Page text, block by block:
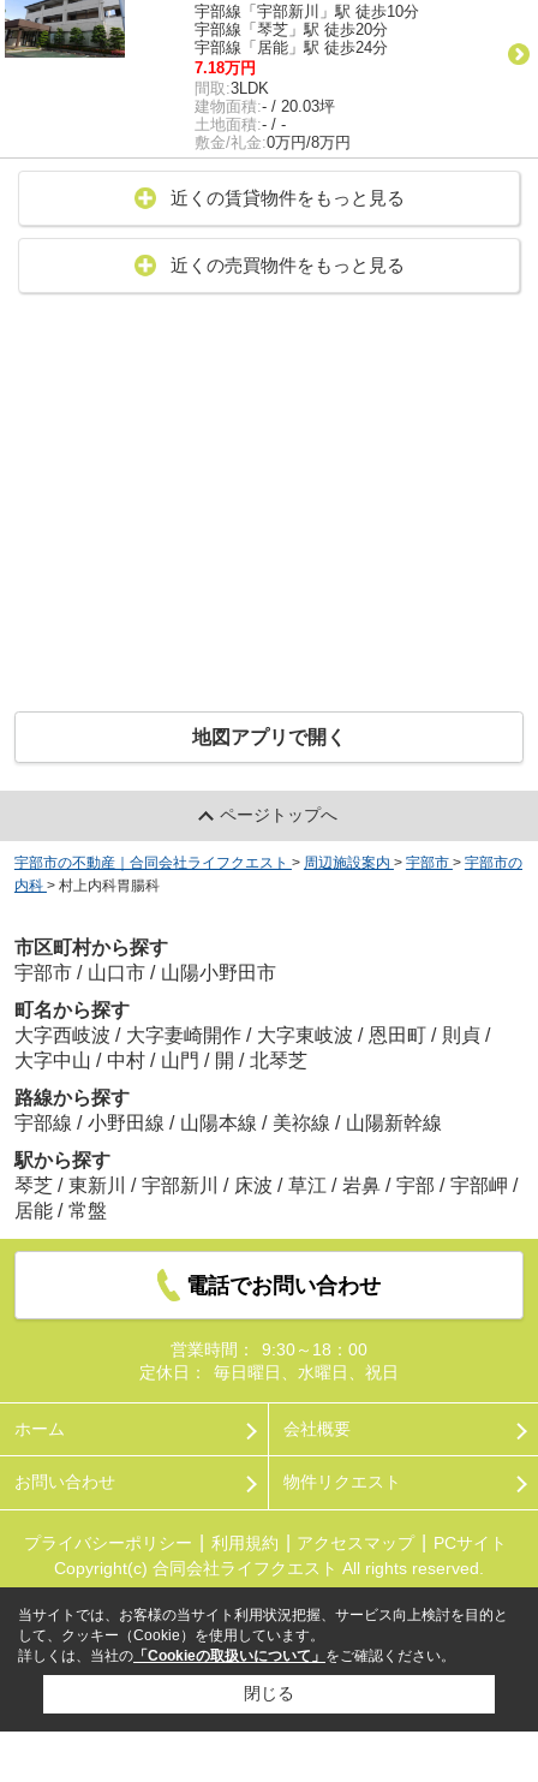
宇部線「宇部新川」駅 徒歩10分
宇部線「琴芝」駅 徒歩20分
宇部線「居能」駅 徒歩24分
7.18万円
間取:3LDK
建物面積:- / 20.03坪
土地面積:- / -
敷金/礼金:0万円/8万円
近くの賃貸物件をもっと見る
近くの売買物件をもっと見る
地図アプリで開く
ページトップへ
宇部市の不動産｜合同会社ライフクエスト > 周辺施設案内 > 宇部市 > 宇部市の
内科 > 村上内科胃腸科
市区町村から探す
宇部市 / 山口市 / 山陽小野田市
町名から探す
大字西岐波 / 大字妻崎開作 / 大字東岐波 / 恩田町 / 則貞 /
大字中山 / 中村 / 山門 / 開 / 北琴芝
路線から探す
宇部線 / 小野田線 / 山陽本線 / 美祢線 / 山陽新幹線
駅から探す
琴芝 / 東新川 / 宇部新川 / 床波 / 草江 / 岩鼻 / 宇部 / 宇部岬 /
居能 / 常盤
電話でお問い合わせ
営業時間：
9:30～18：00
定休日：
毎日曜日、水曜日、祝日
ホーム 会社概要
お問い合わせ 物件リクエスト
プライバシーポリシー 利用規約 アクセスマップ
PCサイト
Copyright(c) 合同会社ライフクエスト All rights reserved.
当サイトでは、お客様の当サイト利用状況把握、サービス向上検討を目的と
して、クッキー（Cookie）を使用しています。
詳しくは、当社の 「Cookieの取扱いについて」 をご確認ください。
閉じる